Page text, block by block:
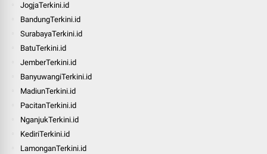
JogjaTerkini.id
BandungTerkini.id
SurabayaTerkini.id
BatuTerkini.id
JemberTerkini.id
BanyuwangiTerkini.id
MadiunTerkini.id
PacitanTerkini.id
NganjukTerkini.id
KediriTerkini.id
LamonganTerkini.id